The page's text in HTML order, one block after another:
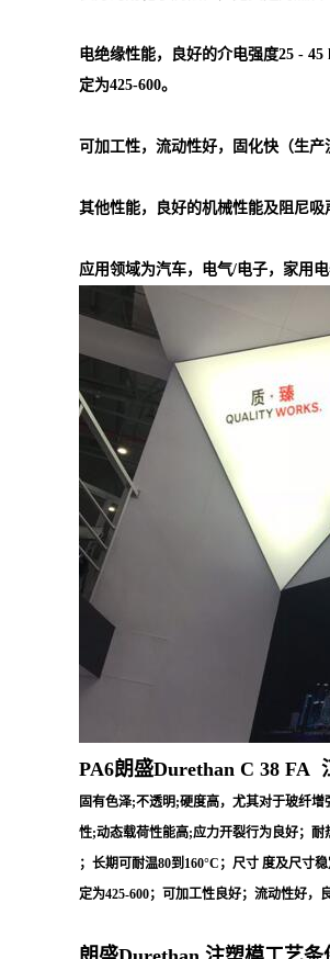
电绝缘性能，良好的介电强度25 -
定为425-600。
可加工性，流动性好，固化快（生产
其他性能，良好的机械性能及阻尼吸
应用领域为汽车，电气/电子，家用
PA6朗盛Durethan C 38 FA
固有色泽;不透明;硬度高，尤其对于玻纤
性;动态载荷性能高;应力开裂行为良好；耐
；长期可耐温80到160°C；尺寸 度及尺寸
定为425-600；可加工性良好；流动性好，